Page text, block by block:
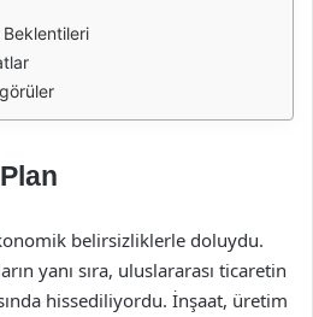
belirsizliklerle doluydu.
yanı sıra, uluslararası ticaretin
hissediliyordu. İnşaat, üretim